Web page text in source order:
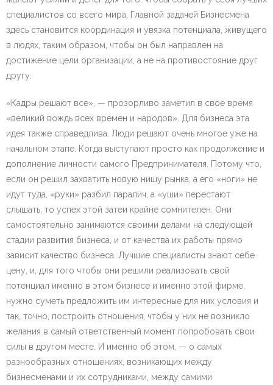
специалистов со всего мира. Главной задачей Бизнесмена
здесь становится координация и увязка потенциала, живущего
в людях, таким образом, чтобы он был направлен на
достижение цели организации, а не на противостояние друг
другу.
«Кадры решают все», — прозорливо заметил в свое время
«великий вождь всех времен и народов». Для бизнеса эта
идея также справедлива. Люди решают очень многое уже на
начальном этапе. Когда выступают просто как продолжение и
дополнение личности самого Предпринимателя. Потому что,
если он решил захватить новую нишу рынка, а его «ноги» не
идут туда, «руки» разбил паралич, а «уши» перестают
слышать, то успех этой затеи крайне сомнителен. Они
самостоятельно занимаются своими делами на следующей
стадии развития бизнеса, и от качества их работы прямо
зависит качество бизнеса. Лучшие специалисты знают себе
цену, и, для того чтобы они решили реализовать свой
потенциал именно в этом бизнесе и именно этой фирме,
нужно суметь предложить им интересные для них условия и
так, точно, построить отношения, чтобы у них не возникло
желания в самый ответственный момент попробовать свои
силы в другом месте. И именно об этом, — о самых
разнообразных отношениях, возникающих между
бизнесменами и их сотрудниками, между самими